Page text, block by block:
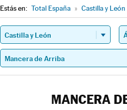
Estás en: Total España » Castilla y León
MANCERA